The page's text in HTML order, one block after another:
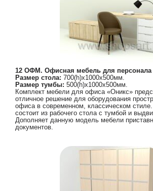
12 ОФМ. Офисная мебель для персонала
Размер стола: 700(h)х1000х500мм.
Размер тумбы: 500(h)х1000х500мм.
Комплект мебели для офиса «Оникс»
отличное решение для оборудования
офиса в современном, классическом
состоит из рабочего стола с тумбой и
Дополняет данную модель мебели
документов.